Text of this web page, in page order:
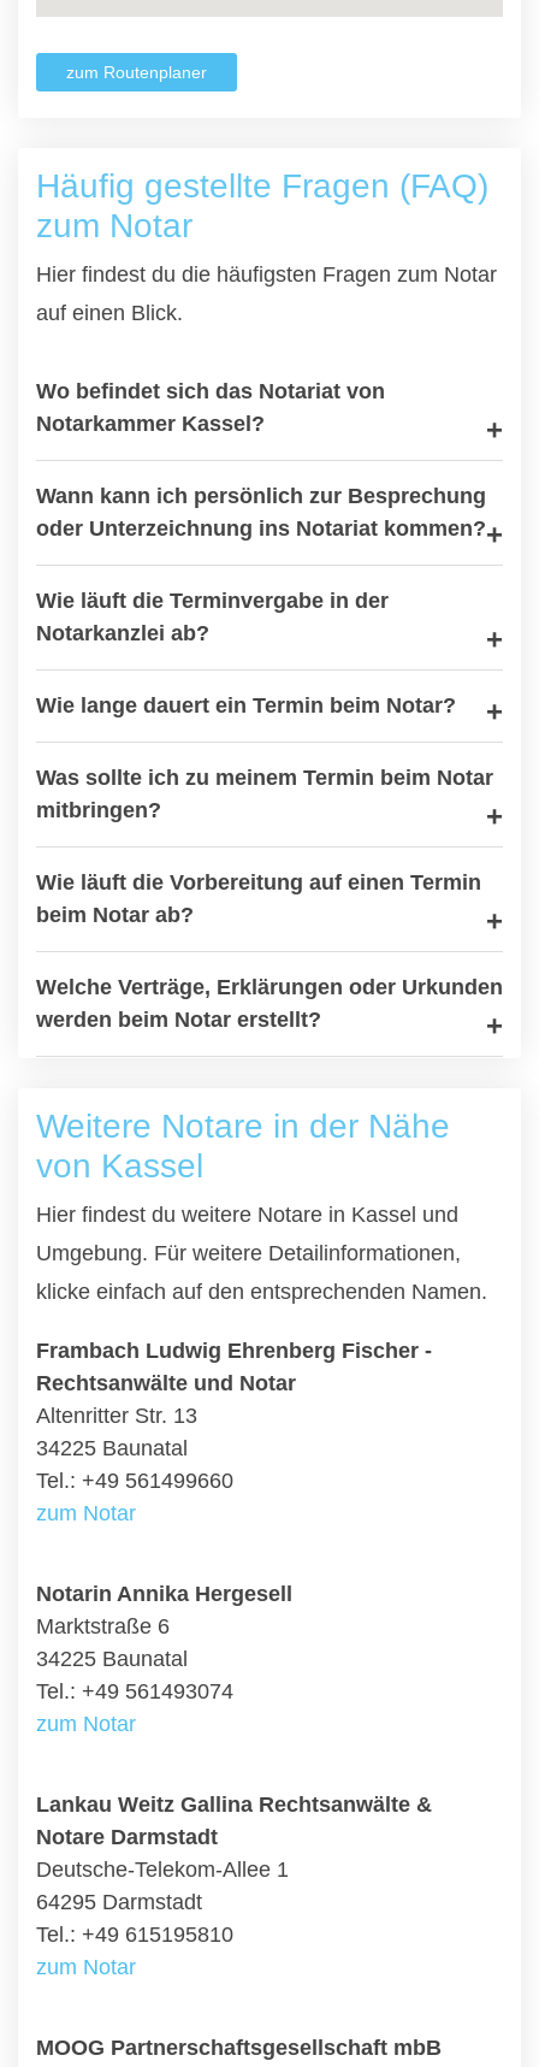
zum Routenplaner
Häufig gestellte Fragen (FAQ)
zum Notar
Hier findest du die häufigsten Fragen zum Notar
auf einen Blick.
Wo befindet sich das Notariat von
Notarkammer Kassel?
Wann kann ich persönlich zur Besprechung
oder Unterzeichnung ins Notariat kommen?
Wie läuft die Terminvergabe in der
Notarkanzlei ab?
Wie lange dauert ein Termin beim Notar?
Was sollte ich zu meinem Termin beim Notar
mitbringen?
Wie läuft die Vorbereitung auf einen Termin
beim Notar ab?
Welche Verträge, Erklärungen oder Urkunden
werden beim Notar erstellt?
Weitere Notare in der Nähe
von Kassel
Hier findest du weitere Notare in Kassel und
Umgebung. Für weitere Detailinformationen,
klicke einfach auf den entsprechenden Namen.
Frambach Ludwig Ehrenberg Fischer -
Rechtsanwälte und Notar
Altenritter Str. 13
34225 Baunatal
Tel.: +49 561499660
zum Notar
Notarin Annika Hergesell
Marktstraße 6
34225 Baunatal
Tel.: +49 561493074
zum Notar
Lankau Weitz Gallina Rechtsanwälte &
Notare Darmstadt
Deutsche-Telekom-Allee 1
64295 Darmstadt
Tel.: +49 615195810
zum Notar
MOOG Partnerschaftsgesellschaft mbB